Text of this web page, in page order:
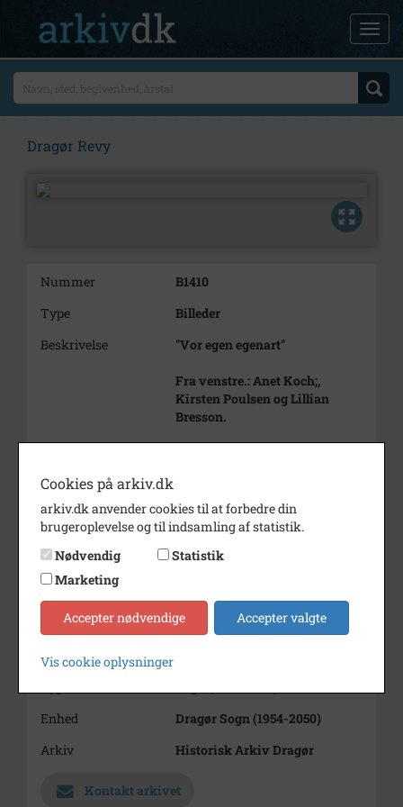
Dragør Revy
Nummer
B1410
Type
Billeder
Beskrivelse
"Vor egen egenart"
Fra venstre.: Anet Koch;,
Kirsten Poulsen og Lillian
Bresson.
Bemærkning
Revyen blev opført på
Dateringsnote
10 februar til 05 marts
Fotograf
Ukendt
Materiale
s/h positiv
Se på kort
Enhed
Dragør Sogn (1954-2050)
Arkiv
Historisk Arkiv Dragør
Kontakt arkivet
Cookies på arkiv.dk
arkiv.dk anvender cookies til at forbedre din
brugeroplevelse og til indsamling af statistik.
Nødvendig
Statistik
Marketing
Accepter nødvendige Accepter valgte
Vis cookie oplysninger